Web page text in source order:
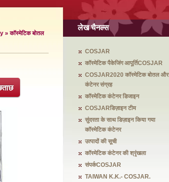
»कॉस्मेटिक बोतल
लेख चैनल्स
COSJAR
कॉस्मेटिक पैकेजिंग आपूर्तिCOSJAR
COSJAR2020 कॉस्मेटिक बोतल और
कंटेनर संग्रह
कॉस्मेटिक कंटेनर डिजाइन
COSJARडिज़ाइन टीम
सुंदरता के साथ डिज़ाइन किया गया
कॉस्मेटिक कंटेनर
उत्पादों की सूची
कॉस्मेटिक कंटेनर की श्रृंखला
संपर्कCOSJAR
TAIWAN K.K.- COSJAR.